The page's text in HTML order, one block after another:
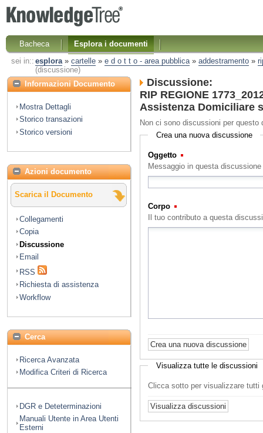
Bacheca
Esplora i documenti
sei in:: esplora» cartelle» e d o t t o - area pubblica» addestramento»
(discussione)
Informazioni Documento
Mostra Dettagli
Storico transazioni
Storico versioni
Azioni documento
Scarica il Documento
Collegamenti
Copia
Discussione
Email
RSS
Richiesta di assistenza
Workflow
Cerca
Ricerca Avanzata
Modifica Criteri di Ricerca
DGR e Deteterminazioni
Manuali Utente in Area Utenti
Esterni
Discussione:
RIP REGIONE
Assistenza Domiciliare
Non ci sono discussioni per questo
Crea una nuova discussione
Oggetto
Messaggio in questa discussione
Corpo
Il tuo contributo a questa
Visualizza tutte le discussioni
Clicca sotto per visualizzare tutti